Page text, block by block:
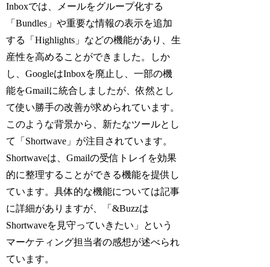
Inboxでは、メールをグループ化する
「Bundles」や重要な情報の表示を追加
する「Highlights」などの機能があり、生
産性を高めることができました。しか
し、GoogleはInboxを廃止し、一部の機
能をGmailに統合しましたが、依然とし
て使い勝手の改善が求められています。
このような背景から、新たなツールとし
て「Shortwave」が注目されています。
Shortwaveは、Gmailの受信トレイを効果
的に整理することができる機能を提供し
ています。具体的な機能については記事
に詳細がありますが、「&Buzzは
Shortwaveを見守っていきたい」という
マーケティング担当者の感想が述べられ
ています。